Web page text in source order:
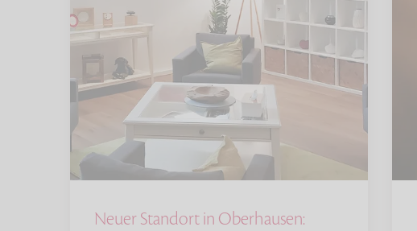
Neuer Standort in Oberhausen: